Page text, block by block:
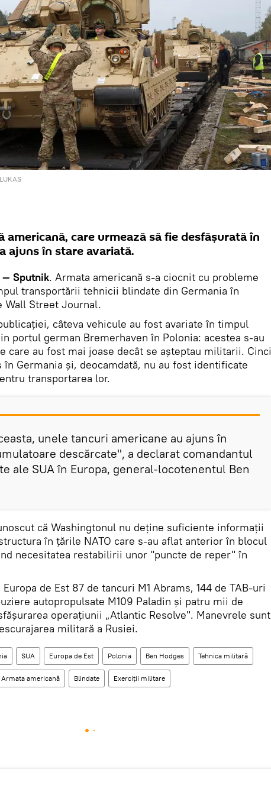
americană, care urmează să fie desfășurată în
ajuns în stare avariată.
— Sputnik. Armata americană s-a ciocnit cu probleme
transportării tehnicii blindate din Germania în
Wall Street Journal.
câteva vehicule au fost avariate în timpul
portul german Bremerhaven în Polonia: acestea s-au
care au fost mai joase decât se așteptau militarii. Cinci
în Germania și, deocamdată, nu au fost identificate
transportarea lor.
unele tancuri americane au ajuns în
descărcate", a declarat comandantul
ale SUA în Europa, general-locotenentul Ben
că Washingtonul nu deține suficiente informații
în țările NATO care s-au aflat anterior în blocul
necesitatea restabilirii unor "puncte de reper" în
de Est 87 de tancuri M1 Abrams, 144 de TAB-uri
autopropulsate M109 Paladin și patru mii de
operațiunii „Atlantic Resolve". Manevrele sunt
militară a Rusiei.
SUA Europa de Est Polonia Ben Hodges Tehnica militară
Armata americană Blindate Exerciții militare